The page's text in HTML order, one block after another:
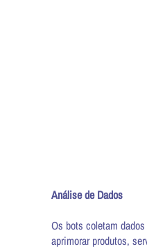
Análise de Dados
Os bots coletam
aprimorar produtos,